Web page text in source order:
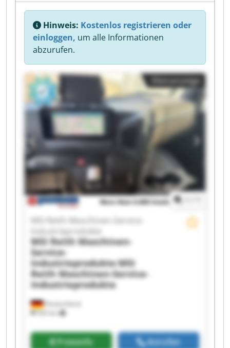
Hinweis: Kostenlos registrieren oder
einloggen, um alle Informationen
abzurufen.
Kleinanzeige
Deutschland
503 km
MSI Reith Maschinen-Service-
Industrieprodukte
MSI Reith Maschinen-
Service-
IndustrieprodukteMSI
Reith Maschinen-Service-
Industrieprodukte
Preisinfo Anrufen